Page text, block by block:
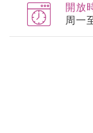
開放
周一